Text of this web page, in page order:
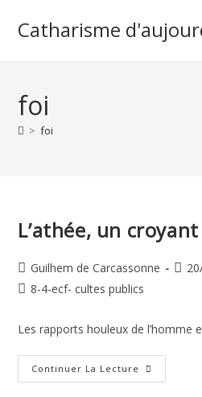
Catharisme
foi
> foi
L’athée, un
Auteur/autrice
de
Guilhem de Carcassonne
Post8-4-ecf- cultes publics
Les rapports houleux de l’homme
Continuer La Lecture L’athée,
Un